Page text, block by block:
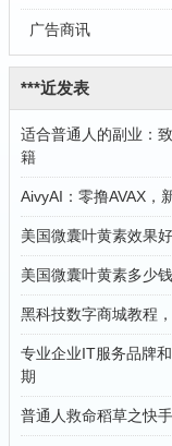
广告商讯
***近发表
适合普通人的副业：
籍
AivyAI：零撸AVAX，
美国微囊叶黄素效果
美国微囊叶黄素多少
黑科技数字商城教程
专业企业IT服务品牌
期
普通人救命稻草之快